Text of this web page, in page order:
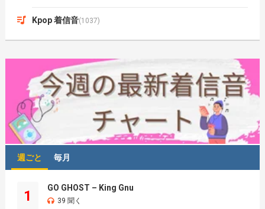
Kpop 着信音(1037)
週ごと 毎月
1
GO GHOST – King Gnu
39 聞く